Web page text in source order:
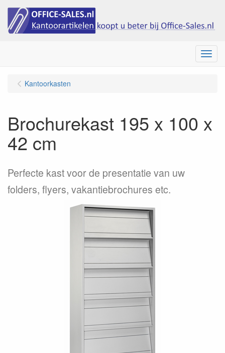
Menu
Kantoorkasten
Brochurekast 195 x 100 x
42 cm
Perfecte kast voor de presentatie van uw
folders, flyers, vakantiebrochures etc.